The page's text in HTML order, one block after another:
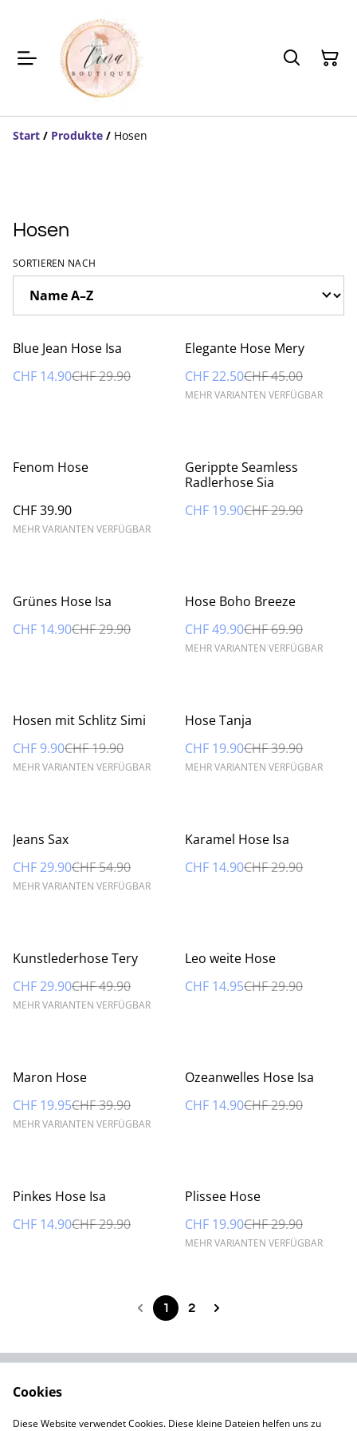
Start / Produkte / Hosen
Hosen
SORTIEREN NACH
%
Blue Jean Hose Isa
CHF 14.90CHF 29.90
%
Elegante Hose Mery
CHF 22.50CHF 45.00
MEHR VARIANTEN VERFÜGBAR
Fenom Hose
CHF 39.90
MEHR VARIANTEN VERFÜGBAR
%
Gerippte Seamless
Radlerhose Sia
CHF 19.90CHF 29.90
%
Grünes Hose Isa
CHF 14.90CHF 29.90
%
Hose Boho Breeze
CHF 49.90CHF 69.90
MEHR VARIANTEN VERFÜGBAR
%
Hosen mit Schlitz Simi
CHF 9.90CHF 19.90
MEHR VARIANTEN VERFÜGBAR
%
Hose Tanja
CHF 19.90CHF 39.90
MEHR VARIANTEN VERFÜGBAR
%
Jeans Sax
CHF 29.90CHF 54.90
MEHR VARIANTEN VERFÜGBAR
%
Karamel Hose Isa
CHF 14.90CHF 29.90
%
Kunstlederhose Tery
CHF 29.90CHF 49.90
MEHR VARIANTEN VERFÜGBAR
%
Leo weite Hose
CHF 14.95CHF 29.90
%
Maron Hose
CHF 19.95CHF 39.90
MEHR VARIANTEN VERFÜGBAR
%
Ozeanwelles Hose Isa
CHF 14.90CHF 29.90
%
Pinkes Hose Isa
CHF 14.90CHF 29.90
%
Plissee Hose
CHF 19.90CHF 29.90
MEHR VARIANTEN VERFÜGBAR
1 2
Kontaktieren Sie uns
Cookies
Diese Website verwendet Cookies. Diese kleine Dateien helfen uns zu